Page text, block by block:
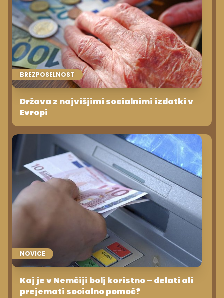
BREZPOSELNOST
Država z najvišjimi socialnimi izdatki v
Evropi
NOVICE
Kaj je v Nemčiji bolj koristno – delati ali
prejemati socialno pomoč?